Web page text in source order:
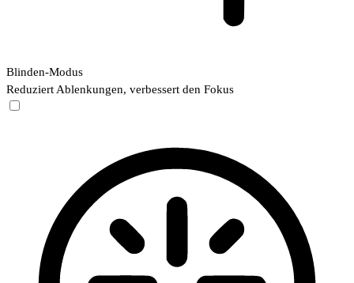
Blinden-Modus
Reduziert Ablenkungen, verbessert den Fokus